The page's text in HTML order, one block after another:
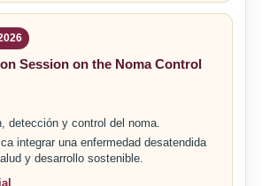
Session on the Noma Control
detección y control del noma.
integrar una enfermedad desatendida
y desarrollo sostenible.